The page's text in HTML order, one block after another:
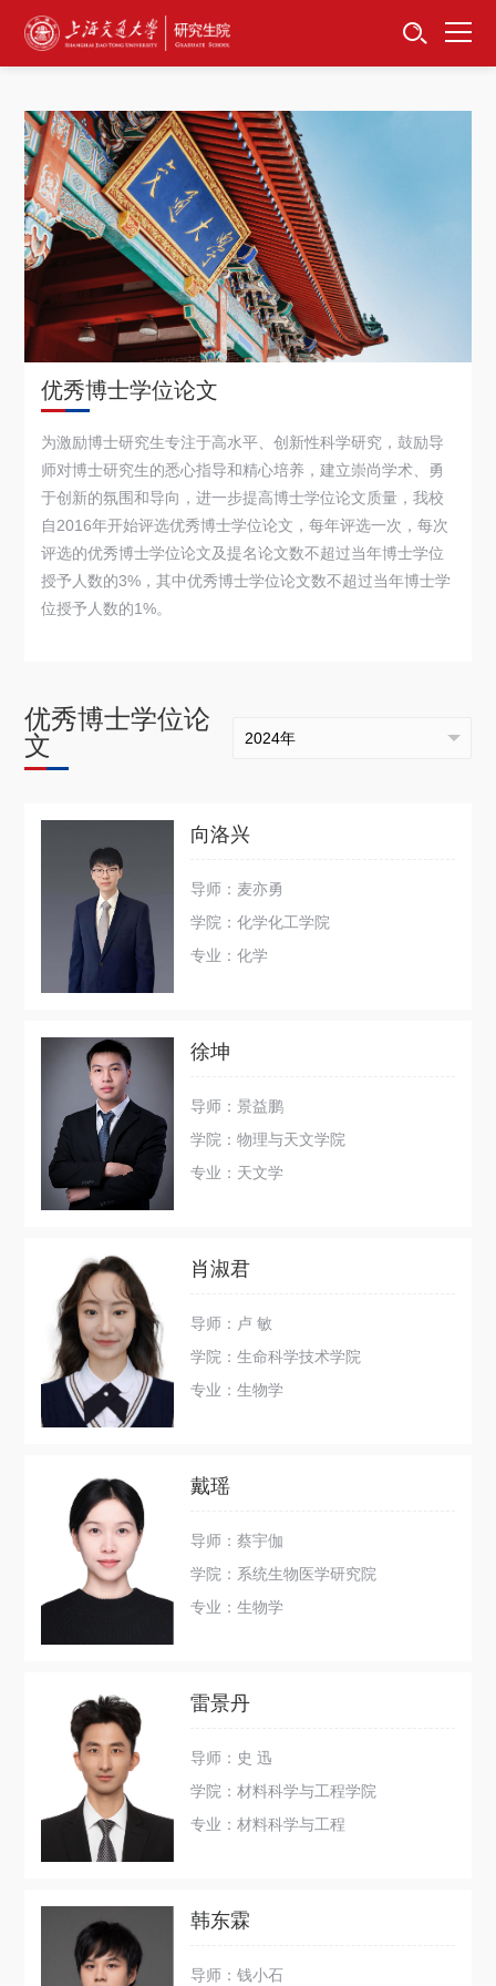
首页
招生工作
培养服务
学位学科
卓越工程师
专项工作
信息公开
关于我们
选择身份
信息系统
优秀博士学位论文
为激励博士研究生专注于高水平、创新性科学研究，鼓励导
师对博士研究生的悉心指导和精心培养，建立崇尚学术、勇
于创新的氛围和导向，进一步提高博士学位论文质量，我校
自2016年开始评选优秀博士学位论文，每年评选一次，每次
评选的优秀博士学位论文及提名论文数不超过当年博士学位
授予人数的3%，其中优秀博士学位论文数不超过当年博士学
位授予人数的1%。
优秀博士学位论
文
向洛兴
导师：麦亦勇
学院：化学化工学院
专业：化学
徐坤
导师：景益鹏
学院：物理与天文学院
专业：天文学
肖淑君
导师：卢 敏
学院：生命科学技术学院
专业：生物学
戴瑶
导师：蔡宇伽
学院：系统生物医学研究院
专业：生物学
雷景丹
导师：史 迅
学院：材料科学与工程学院
专业：材料科学与工程
韩东霖
导师：钱小石